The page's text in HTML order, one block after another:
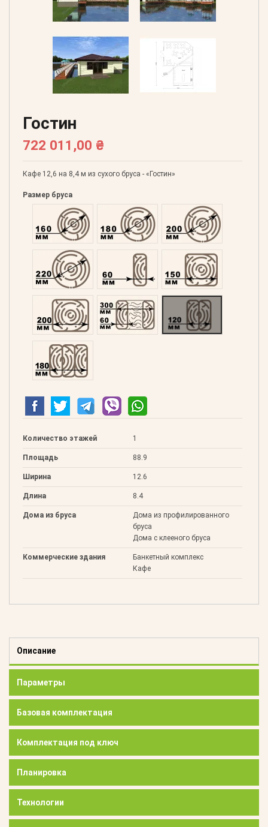
Гостин
722 011,00 ₴
Кафе 12,6 на 8,4 м из сухого бруса - «Гостин»
Размер бруса
Оцилиндрованний 160Оцилиндрованний 180Оцилиндрованний
Оцилиндрованний 220Профилированний 60Профилированний
Профилированний 200Двойной 300 Клееный 120
Клееный 180
Количество этажей 1
Площадь 88.9
Ширина 12.6
Длина 8.4
Дома из бруса
Дома из профилированного
бруса
Дома с клееного бруса
Коммерческие здания
Банкетный комплекс
Кафе
Описание
Параметры
Базовая комплектация
Комплектация под ключ
Планировка
Технологии